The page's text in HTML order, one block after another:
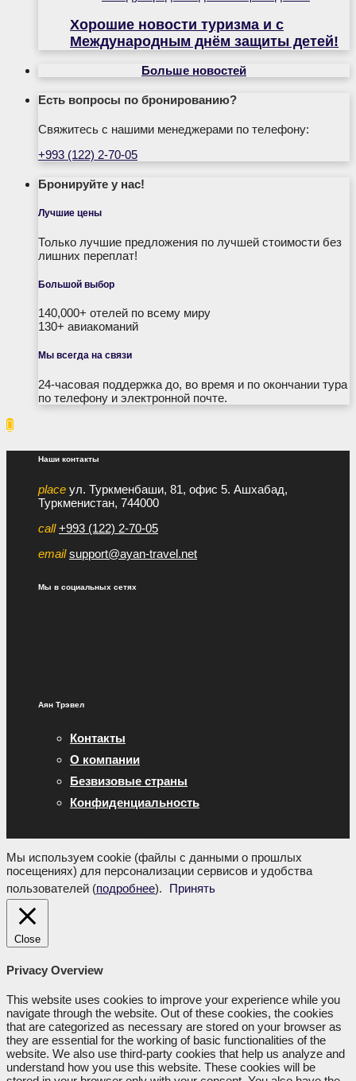
Хорошие новости туризма и с
Международным днём защиты детей!
Больше новостей
Есть вопросы по бронированию?
Свяжитесь с нашими менеджерами по телефону:
+993 (122) 2-70-05
Бронируйте у нас!
Лучшие цены
Только лучшие предложения по лучшей стоимости без
лишних переплат!
Большой выбор
140,000+ отелей по всему миру
130+ авиакоманий
Мы всегда на связи
24-часовая поддержка до, во время и по окончании тура
по телефону и электронной почте.

Наши контакты
place ул. Туркменбаши, 81, офис 5. Ашхабад,
Туркменистан, 744000
call +993 (122) 2-70-05
email support@ayan-travel.net
Мы в социальных сетях
Аян Трэвел
Контакты
О компании
Безвизовые страны
Конфиденциальность
Мы используем cookie (файлы с данными о прошлых
посещениях) для персонализации сервисов и удобства
пользователей (подробнее). Принять
Close
Privacy Overview
This website uses cookies to improve your experience while you
navigate through the website. Out of these cookies, the cookies
that are categorized as necessary are stored on your browser as
they are essential for the working of basic functionalities of the
website. We also use third-party cookies that help us analyze and
understand how you use this website. These cookies will be